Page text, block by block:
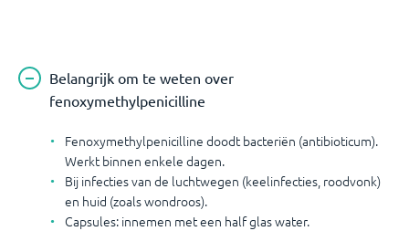
Belangrijk om te weten over
fenoxymethylpenicilline
Fenoxymethylpenicilline doodt bacteriën (antibioticum).
Werkt binnen enkele dagen.
Bij infecties van de luchtwegen (keelinfecties, roodvonk)
en huid (zoals wondroos).
Capsules: innemen met een half glas water.